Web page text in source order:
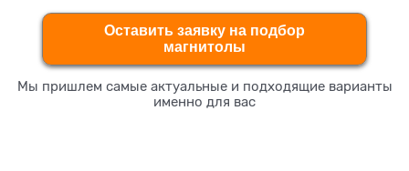
Оставить заявку на подбор
магнитолы
Мы пришлем самые актуальные и подходящие варианты
именно для вас